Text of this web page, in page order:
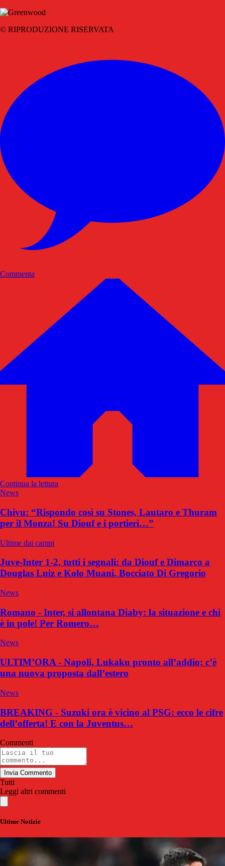
© RIPRODUZIONE RISERVATA
Commenta
Continua la lettura
News
Chivu: “Rispondo così su Stones, Lautaro e Thuram
per il Monza! Su Diouf e i portieri…”
Ultime dai campi
Juve-Inter 1-2, tutti i segnali: da Diouf e Dimarco a
Douglas Luiz e Kolo Muani. Bocciato Di Gregorio
News
Romano - Inter, si allontana Diaby: la situazione e chi
è in pole! Per Romero…
News
ULTIM’ORA - Napoli, Lukaku pronto all’addio: c’è
una nuova proposta dall’estero
News
BREAKING - Suzuki ora è vicino al PSG: ecco le cifre
dell’offerta! E con la Juventus…
Commenti
Invia Commento
Tutti
Leggi altri commenti
Ultime Notizie